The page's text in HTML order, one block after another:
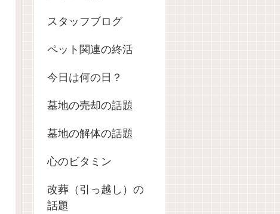
スタッフブログ
ペット関連の終活
今日は何の日？
墓地の売却の話題
墓地の解体の話題
心のビタミン
改葬（引っ越し）の
話題